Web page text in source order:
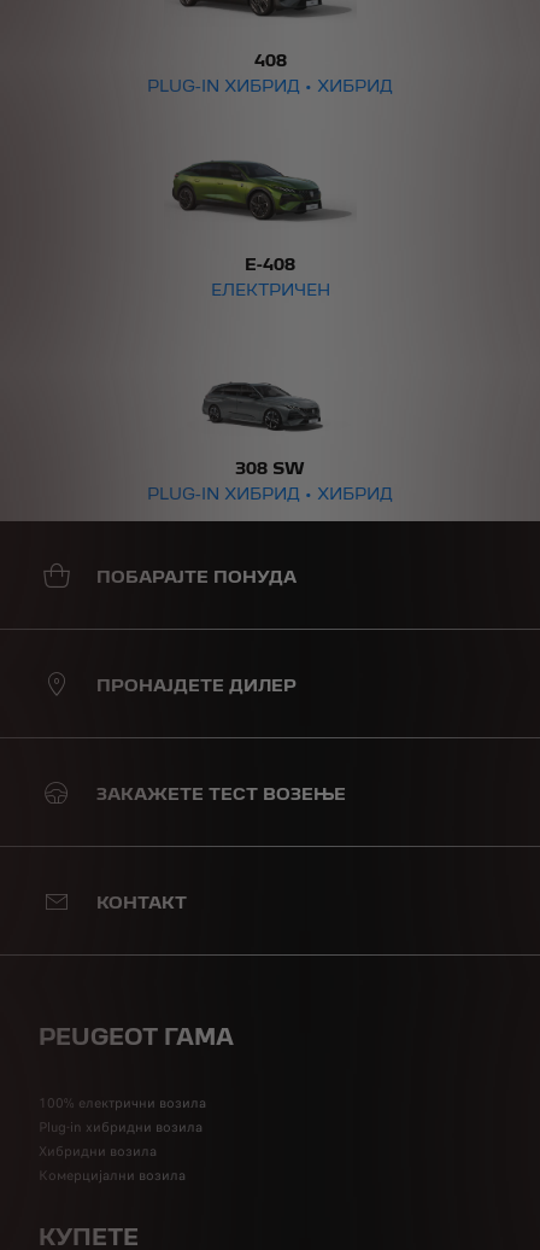
408
PLUG-IN ХИБРИД • ХИБРИД
E-408
ЕЛЕКТРИЧЕН
308 SW
PLUG-IN ХИБРИД • ХИБРИД
ПОБАРАЈТЕ ПОНУДА
ПРОНАЈДЕТЕ ДИЛЕР
ЗАКАЖЕТЕ ТЕСТ ВОЗЕЊЕ
КОНТАКТ
PEUGEOT ГАМА
100% електрични возила
Plug-in хибридни возила
Хибридни возила
Комерцијални возила
КУПЕТЕ